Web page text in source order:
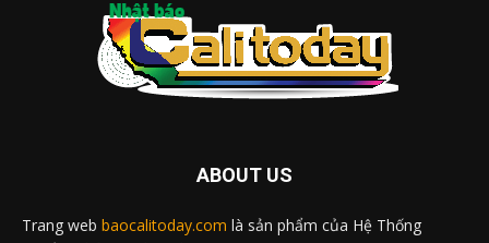
ABOUT US
Trang web baocalitoday.com là sản phẩm của Hệ Thống